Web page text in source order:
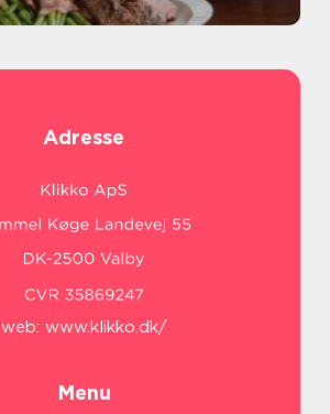
Adresse
web: www.klikko.dk/
Menu